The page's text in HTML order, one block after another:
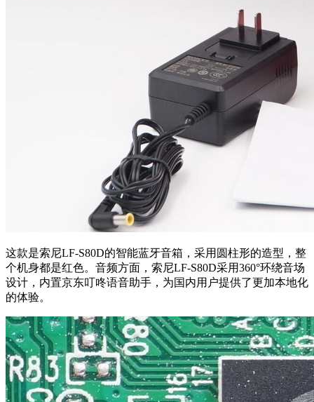
这款是索尼LF-S80D的智能蓝牙音箱，采用圆柱形的造型，整
个机身都是红色。音频方面，索尼LF-S80D采用360°环绕音场
设计，内置京东叮咚语音助手，为国内用户提供了更加本地化
的体验。